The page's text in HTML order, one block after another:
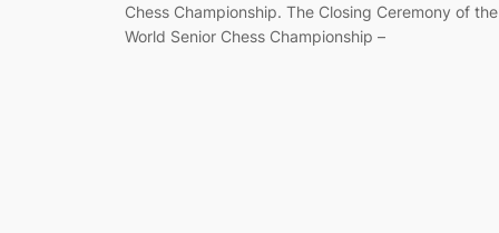
Chess Championship. The Closing Ceremony of the
World Senior Chess Championship –